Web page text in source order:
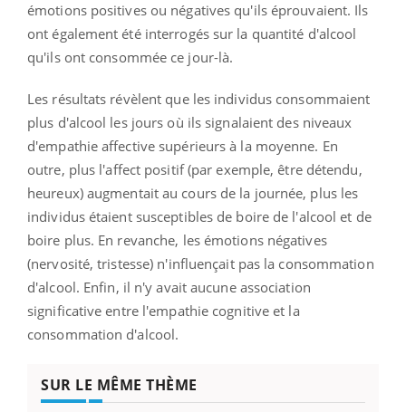
émotions positives ou négatives qu'ils éprouvaient. Ils
ont également été interrogés sur la quantité d'alcool
qu'ils ont consommée ce jour-là.
Les résultats révèlent que les individus consommaient
plus d'alcool les jours où ils signalaient des niveaux
d'empathie affective supérieurs à la moyenne. En
outre, plus l'affect positif (par exemple, être détendu,
heureux) augmentait au cours de la journée, plus les
individus étaient susceptibles de boire de l'alcool et de
boire plus. En revanche, les émotions négatives
(nervosité, tristesse) n'influençait pas la consommation
d'alcool. Enfin, il n'y avait aucune association
significative entre l'empathie cognitive et la
consommation d'alcool.
SUR LE MÊME THÈME